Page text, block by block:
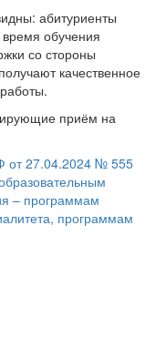
абитуриенты
обучения
со стороны
качественное
приём на
от 27.04.2024 № 555
– программам
программам